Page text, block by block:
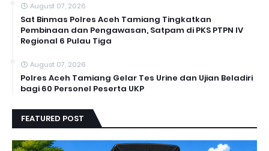
August 07, 2026
Sat Binmas Polres Aceh Tamiang Tingkatkan
Pembinaan dan Pengawasan, Satpam di PKS PTPN IV
Regional 6 Pulau Tiga
August 07, 2026
Polres Aceh Tamiang Gelar Tes Urine dan Ujian Beladiri
bagi 60 Personel Peserta UKP
FEATURED POST